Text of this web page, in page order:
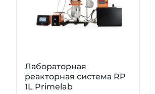
Лабораторная
реакторная система RP
1L Primelab